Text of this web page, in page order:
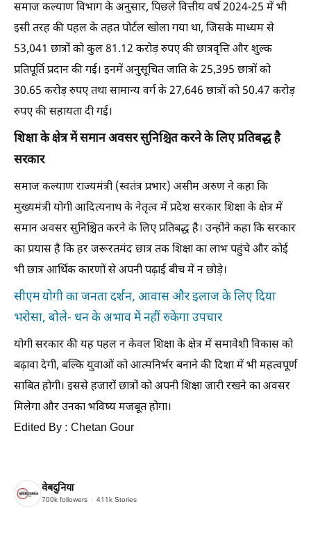
समाज कल्याण विभाग के अनुसार, पिछले वित्तीय वर्ष 2024-25 में भी
इसी तरह की पहल के तहत पोर्टल खोला गया था, जिसके माध्यम से
53,041 छात्रों को कुल 81.12 करोड़ रुपए की छात्रवृत्ति और शुल्क
प्रतिपूर्ति प्रदान की गई। इनमें अनुसूचित जाति के 25,395 छात्रों को
30.65 करोड़ रुपए तथा सामान्य वर्ग के 27,646 छात्रों को 50.47 करोड़
रुपए की सहायता दी गई।
शिक्षा के क्षेत्र में समान अवसर सुनिश्चित करने के लिए प्रतिबद्ध है
सरकार
समाज कल्याण राज्यमंत्री (स्वतंत्र प्रभार) असीम अरुण ने कहा कि
मुख्यमंत्री योगी आदित्यनाथ के नेतृत्व में प्रदेश सरकार शिक्षा के क्षेत्र में
समान अवसर सुनिश्चित करने के लिए प्रतिबद्ध है। उन्होंने कहा कि सरकार
का प्रयास है कि हर जरूरतमंद छात्र तक शिक्षा का लाभ पहुंचे और कोई
भी छात्र आर्थिक कारणों से अपनी पढ़ाई बीच में न छोड़े।
सीएम योगी का जनता दर्शन, आवास और इलाज के लिए दिया
भरोसा, बोले- धन के अभाव में नहीं रुकेगा उपचार
योगी सरकार की यह पहल न केवल शिक्षा के क्षेत्र में समावेशी विकास को
बढ़ावा देगी, बल्कि युवाओं को आत्मनिर्भर बनाने की दिशा में भी महत्वपूर्ण
साबित होगी। इससे हजारों छात्रों को अपनी शिक्षा जारी रखने का अवसर
मिलेगा और उनका भविष्य मजबूत होगा।
Edited By : Chetan Gour
वेबदुनिया
700k followers 411k Stories